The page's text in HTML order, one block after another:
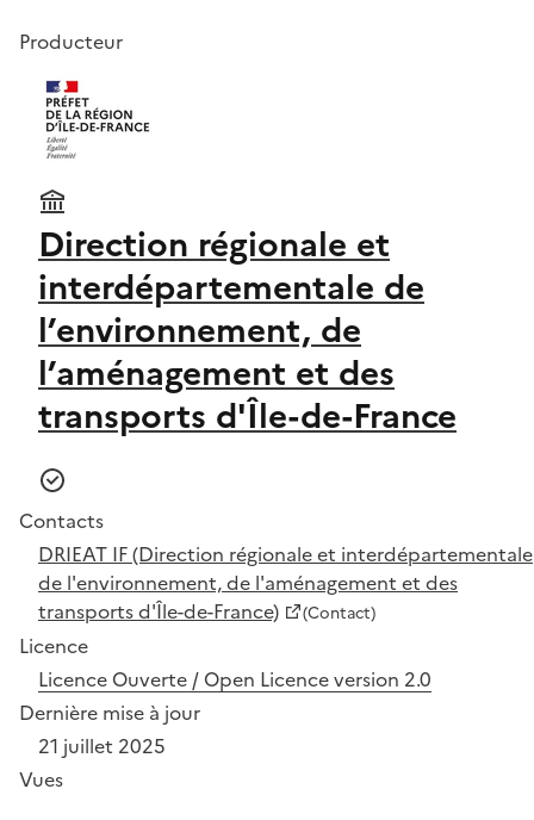
Producteur
Direction régionale et
interdépartementale de
l’environnement, de
l’aménagement et des
transports d'Île-de-France
Contacts
DRIEAT IF (Direction régionale et interdépartementale
de l'environnement, de l'aménagement et des
transports d'Île-de-France)
(Contact)
Licence
Licence Ouverte / Open Licence version 2.0
Dernière mise à jour
21 juillet 2025
Vues